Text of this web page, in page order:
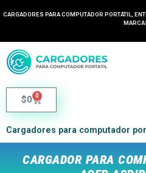
CARGADORES PARA COMPUTADOR PORTÁTIL,
$0 0
Cargadores para computador
CARGADOR PARA